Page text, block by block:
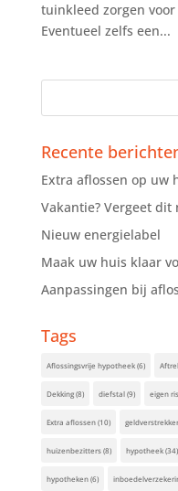
tuinkleed zorgen
Eventueel zelfs een...
Recente
Extra aflossen op uw
Vakantie? Vergeet dit
Nieuw energielabel
Maak uw huis klaar
Aanpassingen bij
Tags
Aflossingsvrije hypotheek(6)
Dekking(8) diefstal(9) eigen
Extra aflossen(10) geldverstrekker
huizenbezitters(8) hypotheek(34)
hypotheken(6)